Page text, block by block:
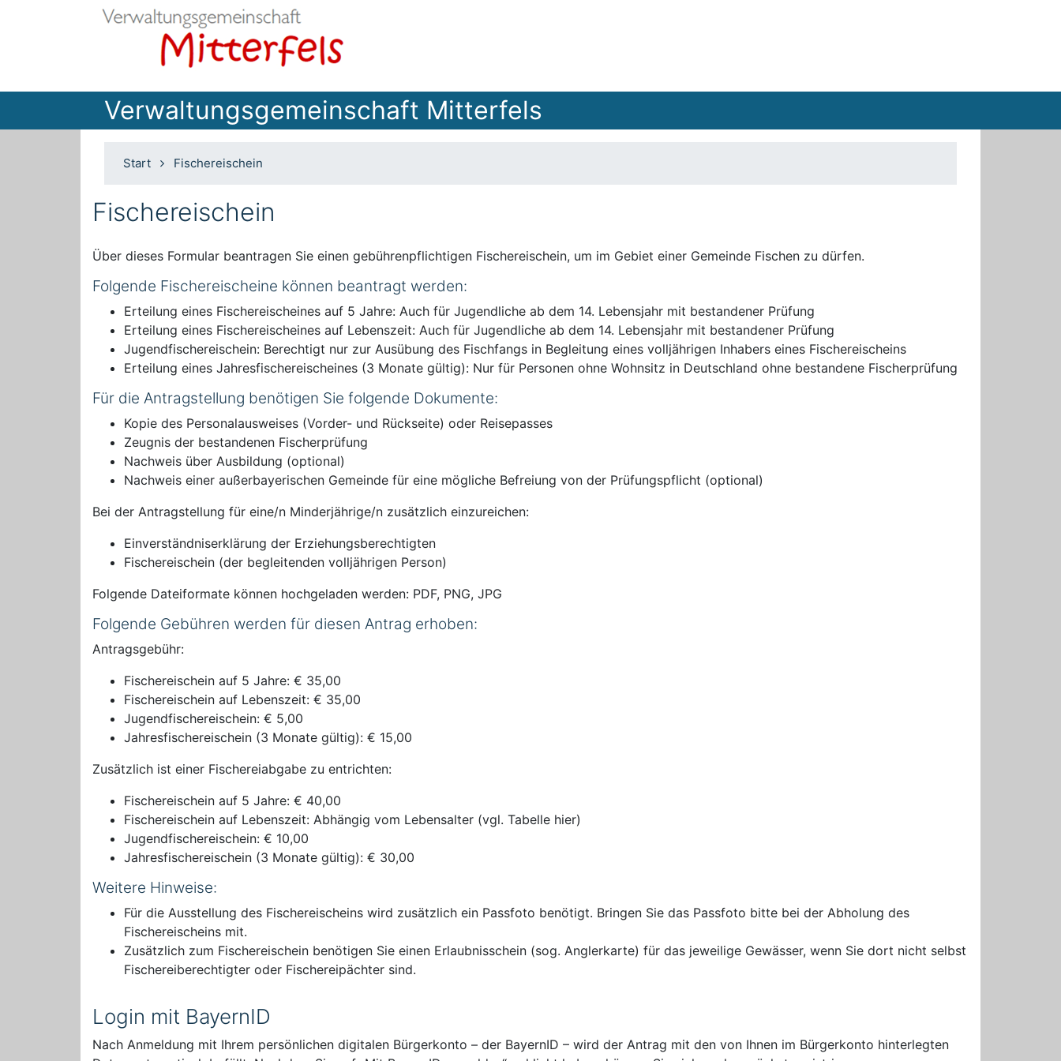
Verwaltungsgemeinschaft Mitterfels
Start Fischereischein
Fischereischein
Über dieses Formular beantragen Sie einen gebührenpflichtigen Fischereischein, um im Gebiet einer Gemeinde Fischen zu dürfen.
Folgende Fischereischeine können beantragt werden:
Erteilung eines Fischereischeines auf 5 Jahre: Auch für Jugendliche ab dem 14. Lebensjahr mit bestandener Prüfung
Erteilung eines Fischereischeines auf Lebenszeit: Auch für Jugendliche ab dem 14. Lebensjahr mit bestandener Prüfung
Jugendfischereischein: Berechtigt nur zur Ausübung des Fischfangs in Begleitung eines volljährigen Inhabers eines Fischereischeins
Erteilung eines Jahresfischereischeines (3 Monate gültig): Nur für Personen ohne Wohnsitz in Deutschland ohne bestandene Fischerprüfung
Für die Antragstellung benötigen Sie folgende Dokumente:
Kopie des Personalausweises (Vorder- und Rückseite) oder Reisepasses
Zeugnis der bestandenen Fischerprüfung
Nachweis über Ausbildung (optional)
Nachweis einer außerbayerischen Gemeinde für eine mögliche Befreiung von der Prüfungspflicht (optional)
Bei der Antragstellung für eine/n Minderjährige/n zusätzlich einzureichen:
Einverständniserklärung der Erziehungsberechtigten
Fischereischein (der begleitenden volljährigen Person)
Folgende Dateiformate können hochgeladen werden: PDF, PNG, JPG
Folgende Gebühren werden für diesen Antrag erhoben:
Antragsgebühr:
Fischereischein auf 5 Jahre: € 35,00
Fischereischein auf Lebenszeit: € 35,00
Jugendfischereischein: € 5,00
Jahresfischereischein (3 Monate gültig): € 15,00
Zusätzlich ist einer Fischereiabgabe zu entrichten:
Fischereischein auf 5 Jahre: € 40,00
Fischereischein auf Lebenszeit: Abhängig vom Lebensalter (vgl. Tabelle hier)
Jugendfischereischein: € 10,00
Jahresfischereischein (3 Monate gültig): € 30,00
Weitere Hinweise:
Für die Ausstellung des Fischereischeins wird zusätzlich ein Passfoto benötigt. Bringen Sie das Passfoto bitte bei der Abholung des
Fischereischeins mit.
Zusätzlich zum Fischereischein benötigen Sie einen Erlaubnisschein (sog. Anglerkarte) für das jeweilige Gewässer, wenn Sie dort nicht selbst
Fischereiberechtigter oder Fischereipächter sind.
Login mit BayernID
Nach Anmeldung mit Ihrem persönlichen digitalen Bürgerkonto – der BayernID – wird der Antrag mit den von Ihnen im Bürgerkonto hinterlegten